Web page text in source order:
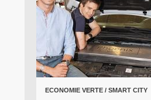
ECONOMIE VERTE / SMART CITY